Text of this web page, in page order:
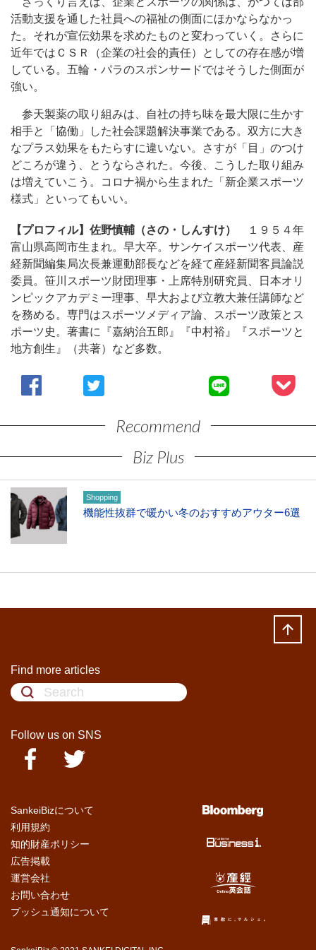
活動支援を通した社員への福祉の側面にほかならなかっ
た。それが宣伝効果を求めたものと変わっていく。さらに
近年ではＣＳＲ（企業の社会的責任）としての存在感が増
している。五輪・パラのスポンサードではそうした側面が
強い。
参天製薬の取り組みは、自社の持ち味を最大限に生かす
相手と「協働」した社会課題解決事業である。双方に大き
なプラス効果をもたらすに違いない。さすが「目」のつけ
どころが違う、とうならされた。今後、こうした取り組み
は増えていこう。コロナ禍から生まれた「新企業スポーツ
様式」といってもいい。
【プロフィル】佐野慎輔（さの・しんすけ）
１９５４年
富山県高岡市生まれ。早大卒。サンケイスポーツ代表、産
経新聞編集局次長兼運動部長などを経て産経新聞客員論説
委員。笹川スポーツ財団理事・上席特別研究員、日本オリ
ンピックアカデミー理事、早大および立教大兼任講師など
を務める。専門はスポーツメディア論、スポーツ政策とス
ポーツ史。著書に『嘉納治五郎』『中村裕』『スポーツと
地方創生』（共著）など多数。
Recommend
Biz Plus
Shopping
機能性抜群で暖かい冬のおすすめアウター6選
SankeiBizについて
利用規約
知的財産ポリシー
広告掲載
運営会社
お問い合わせ
プッシュ通知について
Find more articles
Follow us on SNS